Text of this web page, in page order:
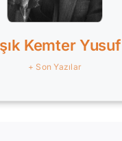
Kemter Yusuf
+ Son Yazılar